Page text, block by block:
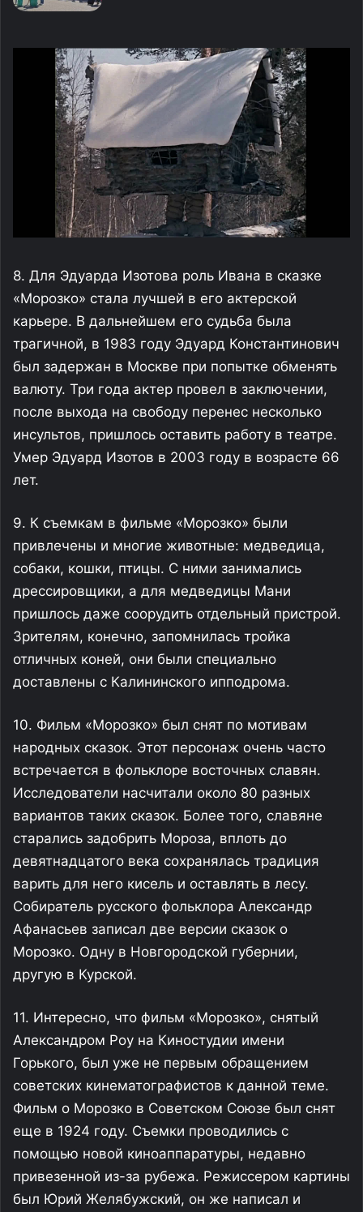
8. Для Эдуарда Изотова роль Ивана в сказке
«Морозко» стала лучшей в его актерской
карьере. В дальнейшем его судьба была
трагичной, в 1983 году Эдуард Константинович
был задержан в Москве при попытке обменять
валюту. Три года актер провел в заключении,
после выхода на свободу перенес несколько
инсультов, пришлось оставить работу в театре.
Умер Эдуард Изотов в 2003 году в возрасте 66
лет.
9. К съемкам в фильме «Морозко» были
привлечены и многие животные: медведица,
собаки, кошки, птицы. С ними занимались
дрессировщики, а для медведицы Мани
пришлось даже соорудить отдельный пристрой.
Зрителям, конечно, запомнилась тройка
отличных коней, они были специально
доставлены с Калининского ипподрома.
10. Фильм «Морозко» был снят по мотивам
народных сказок. Этот персонаж очень часто
встречается в фольклоре восточных славян.
Исследователи насчитали около 80 разных
вариантов таких сказок. Более того, славяне
старались задобрить Мороза, вплоть до
девятнадцатого века сохранялась традиция
варить для него кисель и оставлять в лесу.
Собиратель русского фольклора Александр
Афанасьев записал две версии сказок о
Морозко. Одну в Новгородской губернии,
другую в Курской.
11. Интересно, что фильм «Морозко», снятый
Александром Роу на Киностудии имени
Горького, был уже не первым обращением
советских кинематографистов к данной теме.
Фильм о Морозко в Советском Союзе был снят
еще в 1924 году. Съемки проводились с
помощью новой киноаппаратуры, недавно
привезенной из-за рубежа. Режиссером картины
был Юрий Желябужский, он же написал и